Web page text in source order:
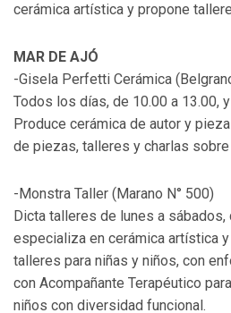
cerámica artística y propone
MAR DE AJÓ
-Gisela Perfetti Cerámica
Todos los días, de 10.00 a 13.00,
Produce cerámica de autor y
de piezas, talleres y charlas sobre
-Monstra Taller (Marano N° 500)
Dicta talleres de lunes a sábados,
especializa en cerámica artística
talleres para niñas y niños, con
con Acompañante Terapéutico
niños con diversidad funcional.